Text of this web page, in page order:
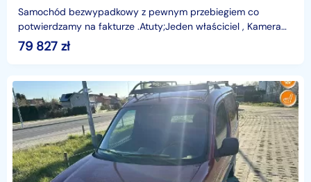
Samochód bezwypadkowy z pewnym przebiegiem co
potwierdzamy na fakturze .Atuty;Jeden właściciel , Kamera
cofania , PDC przód i tył, Nawigacja ,Pełna historia ASO
79 827 zł